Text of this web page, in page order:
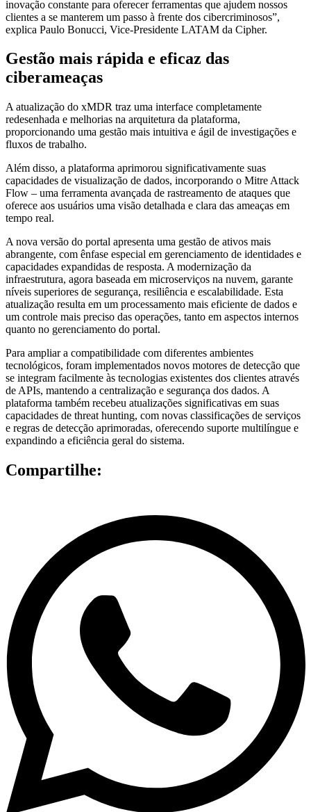
inovação constante para oferecer ferramentas que ajudem nossos
clientes a se manterem um passo à frente dos cibercriminosos”,
explica Paulo Bonucci, Vice-Presidente LATAM da Cipher.
Gestão mais rápida e eficaz das
ciberameaças
A atualização do xMDR traz uma interface completamente
redesenhada e melhorias na arquitetura da plataforma,
proporcionando uma gestão mais intuitiva e ágil de investigações e
fluxos de trabalho.
Além disso, a plataforma aprimorou significativamente suas
capacidades de visualização de dados, incorporando o Mitre Attack
Flow – uma ferramenta avançada de rastreamento de ataques que
oferece aos usuários uma visão detalhada e clara das ameaças em
tempo real.
A nova versão do portal apresenta uma gestão de ativos mais
abrangente, com ênfase especial em gerenciamento de identidades e
capacidades expandidas de resposta. A modernização da
infraestrutura, agora baseada em microserviços na nuvem, garante
níveis superiores de segurança, resiliência e escalabilidade. Esta
atualização resulta em um processamento mais eficiente de dados e
um controle mais preciso das operações, tanto em aspectos internos
quanto no gerenciamento do portal.
Para ampliar a compatibilidade com diferentes ambientes
tecnológicos, foram implementados novos motores de detecção que
se integram facilmente às tecnologias existentes dos clientes através
de APIs, mantendo a centralização e segurança dos dados. A
plataforma também recebeu atualizações significativas em suas
capacidades de threat hunting, com novas classificações de serviços
e regras de detecção aprimoradas, oferecendo suporte multilíngue e
expandindo a eficiência geral do sistema.
Compartilhe: